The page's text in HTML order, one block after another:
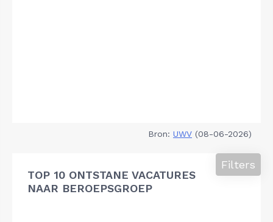
Bron: UWV (08-06-2026)
TOP 10 ONTSTANE VACATURES
NAAR BEROEPSGROEP
Filters